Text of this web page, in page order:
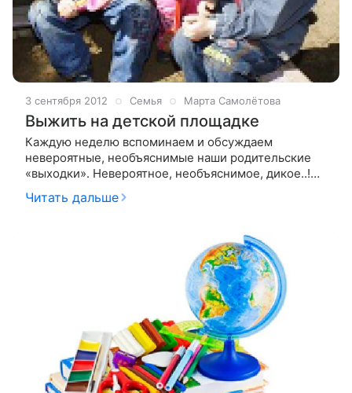
3 сентября 2012 Семья Марта Самолётова
Выжить на детской площадке
Каждую неделю вспоминаем и обсуждаем
невероятные, необъяснимые наши родительские
«выходки». Невероятное, необъяснимое, дикое..!
Мы были уверены - быть такого с нами не может!
Мы же, конечно, собирались стать нормальными
Читать дальше